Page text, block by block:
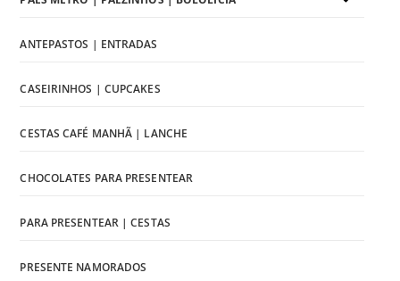
ANTEPASTOS | ENTRADAS
CASEIRINHOS | CUPCAKES
CESTAS CAFÉ MANHÃ | LANCHE
CHOCOLATES PARA PRESENTEAR
PARA PRESENTEAR | CESTAS
PRESENTE NAMORADOS